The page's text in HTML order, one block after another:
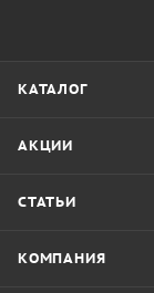
КАТАЛОГ
АКЦИИ
СТАТЬИ
КОМПАНИЯ